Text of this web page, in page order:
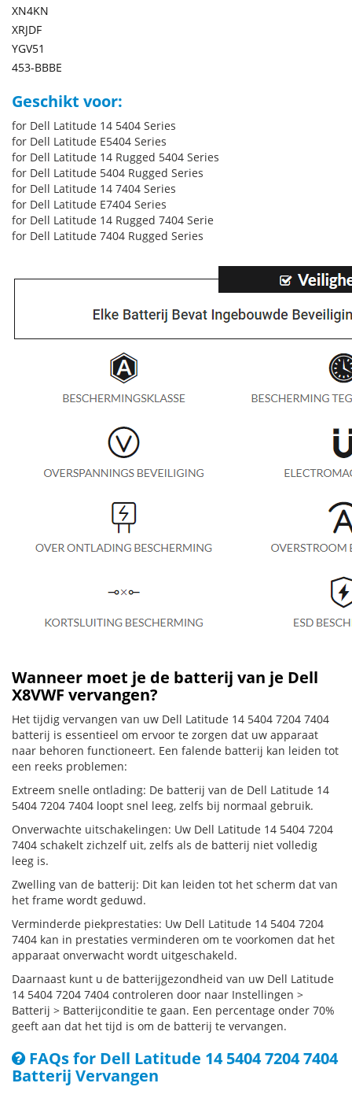
XN4KN
XRJDF
YGV51
453-BBBE
Geschikt voor:
for Dell Latitude 14 5404 Series
for Dell Latitude E5404 Series
for Dell Latitude 14 Rugged 5404 Series
for Dell Latitude 5404 Rugged Series
for Dell Latitude 14 7404 Series
for Dell Latitude E7404 Series
for Dell Latitude 14 Rugged 7404 Serie
for Dell Latitude 7404 Rugged Series
Wanneer moet je de batterij van je Dell
X8VWF vervangen?
Het tijdig vervangen van uw Dell Latitude 14 5404 7204 7404
batterij is essentieel om ervoor te zorgen dat uw apparaat
naar behoren functioneert. Een falende batterij kan leiden tot
een reeks problemen:
Extreem snelle ontlading: De batterij van de Dell Latitude 14
5404 7204 7404 loopt snel leeg, zelfs bij normaal gebruik.
Onverwachte uitschakelingen: Uw Dell Latitude 14 5404 7204
7404 schakelt zichzelf uit, zelfs als de batterij niet volledig
leeg is.
Zwelling van de batterij: Dit kan leiden tot het scherm dat van
het frame wordt geduwd.
Verminderde piekprestaties: Uw Dell Latitude 14 5404 7204
7404 kan in prestaties verminderen om te voorkomen dat het
apparaat onverwacht wordt uitgeschakeld.
Daarnaast kunt u de batterijgezondheid van uw Dell Latitude
14 5404 7204 7404 controleren door naar Instellingen >
Batterij > Batterijconditie te gaan. Een percentage onder 70%
geeft aan dat het tijd is om de batterij te vervangen.
FAQs for Dell Latitude 14 5404 7204 7404
Batterij Vervangen